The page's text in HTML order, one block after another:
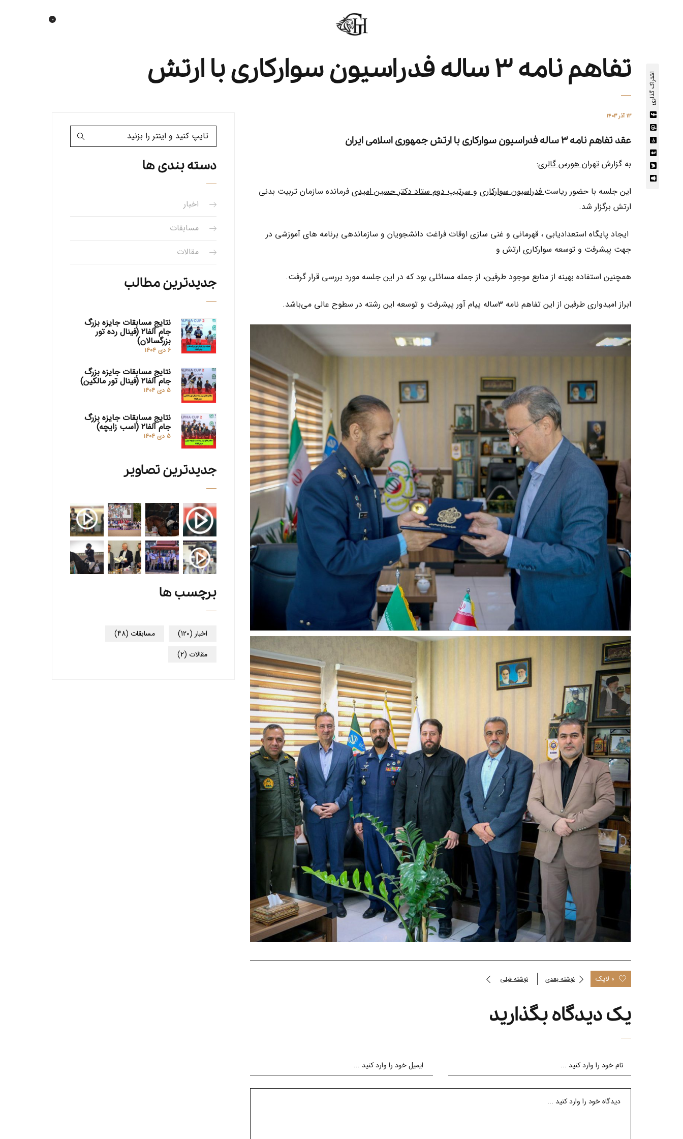
0
تفاهم نامه ۳ ساله فدراسیون سوارکاری با ارتش
اشتراک گذاری
۱۳ آذر ۱۴۰۳
عقد تفاهم نامه ۳ ساله فدراسیون سوارکاری با ارتش جمهوری اسلامی ایران
به گزارش تهران هورس گالری:
این جلسه با حضور ریاستفدراسیون سوارکاری وسرتیپ دوم ستاد دکتر حسین امیدی فرمانده سازمان تربیت بدنی
ارتش برگزار شد.
ایجاد پایگاه استعدادیابی ، قهرمانی و غنی سازی اوقات فراغت دانشجویان و سازماندهی برنامه های آموزشی در
جهت پیشرفت و توسعه سوارکاری ارتش و
همچنین استفاده بهینه از منابع موجود طرفین، از جمله مسائلی بود که در این جلسه مورد بررسی قرار گرفت.
ابراز امیدواری طرفین از این تفاهم نامه ۳ساله پیام آور پیشرفت و توسعه این رشته در سطوح عالی می‌باشد‌.
0 لایک نوشته قبلی نوشته بعدی
یک دیدگاه بگذارید
دسته بندی ها
اخبار
مسابقات
مقالات
جدیدترین مطالب
نتایج مسابقات جایزه بزرگ
جام آلفا۲ (فینال رده تور
بزرگسالان)
۶ دی ۱۴۰۴
نتایج مسابقات جایزه بزرگ
جام آلفا۲ (فینال تور مالکین)
۵ دی ۱۴۰۴
نتایج مسابقات جایزه بزرگ
جام آلفا۲ (اسب زایچه)
۵ دی ۱۴۰۴
جدیدترین تصاویر
برچسب ها
اخبار (120) مسابقات (48)
مقالات (2)